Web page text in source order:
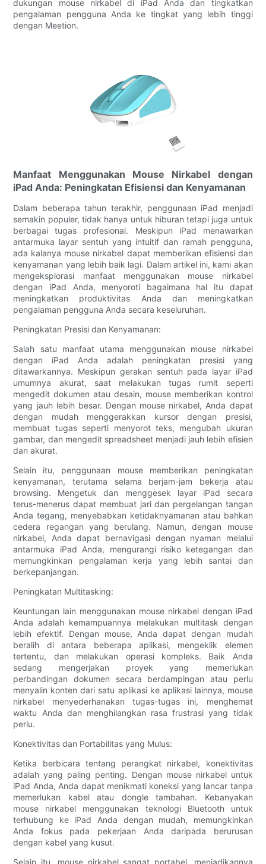
dukungan mouse nirkabel di iPad Anda dan tingkatkan
pengalaman pengguna Anda ke tingkat yang lebih tinggi
dengan Meetion.
Manfaat Menggunakan Mouse Nirkabel dengan
iPad Anda: Peningkatan Efisiensi dan Kenyamanan
Dalam beberapa tahun terakhir, penggunaan iPad menjadi
semakin populer, tidak hanya untuk hiburan tetapi juga untuk
berbagai tugas profesional. Meskipun iPad menawarkan
antarmuka layar sentuh yang intuitif dan ramah pengguna,
ada kalanya mouse nirkabel dapat memberikan efisiensi dan
kenyamanan yang lebih baik lagi. Dalam artikel ini, kami akan
mengeksplorasi manfaat menggunakan mouse nirkabel
dengan iPad Anda, menyoroti bagaimana hal itu dapat
meningkatkan produktivitas Anda dan meningkatkan
pengalaman pengguna Anda secara keseluruhan.
Peningkatan Presisi dan Kenyamanan:
Salah satu manfaat utama menggunakan mouse nirkabel
dengan iPad Anda adalah peningkatan presisi yang
ditawarkannya. Meskipun gerakan sentuh pada layar iPad
umumnya akurat, saat melakukan tugas rumit seperti
mengedit dokumen atau desain, mouse memberikan kontrol
yang jauh lebih besar. Dengan mouse nirkabel, Anda dapat
dengan mudah menggerakkan kursor dengan presisi,
membuat tugas seperti menyorot teks, mengubah ukuran
gambar, dan mengedit spreadsheet menjadi jauh lebih efisien
dan akurat.
Selain itu, penggunaan mouse memberikan peningkatan
kenyamanan, terutama selama berjam-jam bekerja atau
browsing. Mengetuk dan menggesek layar iPad secara
terus-menerus dapat membuat jari dan pergelangan tangan
Anda tegang, menyebabkan ketidaknyamanan atau bahkan
cedera regangan yang berulang. Namun, dengan mouse
nirkabel, Anda dapat bernavigasi dengan nyaman melalui
antarmuka iPad Anda, mengurangi risiko ketegangan dan
memungkinkan pengalaman kerja yang lebih santai dan
berkepanjangan.
Peningkatan Multitasking:
Keuntungan lain menggunakan mouse nirkabel dengan iPad
Anda adalah kemampuannya melakukan multitask dengan
lebih efektif. Dengan mouse, Anda dapat dengan mudah
beralih di antara beberapa aplikasi, mengeklik elemen
tertentu, dan melakukan operasi kompleks. Baik Anda
sedang mengerjakan proyek yang memerlukan
perbandingan dokumen secara berdampingan atau perlu
menyalin konten dari satu aplikasi ke aplikasi lainnya, mouse
nirkabel menyederhanakan tugas-tugas ini, menghemat
waktu Anda dan menghilangkan rasa frustrasi yang tidak
perlu.
Konektivitas dan Portabilitas yang Mulus:
Ketika berbicara tentang perangkat nirkabel, konektivitas
adalah yang paling penting. Dengan mouse nirkabel untuk
iPad Anda, Anda dapat menikmati koneksi yang lancar tanpa
memerlukan kabel atau dongle tambahan. Kebanyakan
mouse nirkabel menggunakan teknologi Bluetooth untuk
terhubung ke iPad Anda dengan mudah, memungkinkan
Anda fokus pada pekerjaan Anda daripada berurusan
dengan kabel yang kusut.
Selain itu, mouse nirkabel sangat portabel, menjadikannya